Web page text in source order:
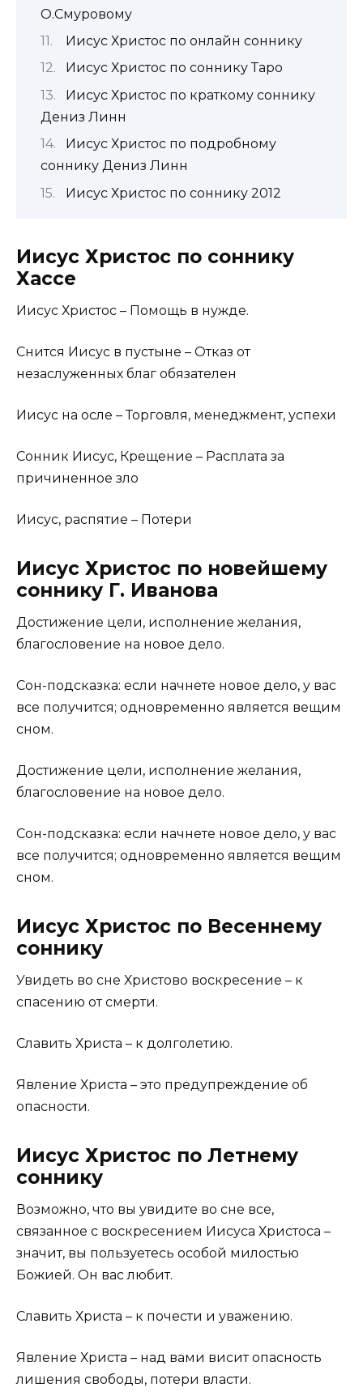
О.Смуровому
Иисус Христос по онлайн соннику
Иисус Христос по соннику Таро
Иисус Христос по краткому соннику
Дениз Линн
Иисус Христос по подробному
соннику Дениз Линн
Иисус Христос по соннику 2012
Иисус Христос по соннику
Хассе
Иисус Христос – Помощь в нужде.
Снится Иисус в пустыне – Отказ от
незаслуженных благ обязателен
Иисус на осле – Торговля, менеджмент, успехи
Сонник Иисус, Крещение – Расплата за
причиненное зло
Иисус, распятие – Потери
Иисус Христос по новейшему
соннику Г. Иванова
Достижение цели, исполнение желания,
благословение на новое дело.
Сон-подсказка: если начнете новое дело, у вас
все получится; одновременно является вещим
сном.
Достижение цели, исполнение желания,
благословение на новое дело.
Сон-подсказка: если начнете новое дело, у вас
все получится; одновременно является вещим
сном.
Иисус Христос по Весеннему
соннику
Увидеть во сне Христово воскресение – к
спасению от смерти.
Славить Христа – к долголетию.
Явление Христа – это предупреждение об
опасности.
Иисус Христос по Летнему
соннику
Возможно, что вы увидите во сне все,
связанное с воскресением Иисуса Христоса –
значит, вы пользуетесь особой милостью
Божией. Он вас любит.
Славить Христа – к почести и уважению.
Явление Христа – над вами висит опасность
лишения свободы, потери власти.